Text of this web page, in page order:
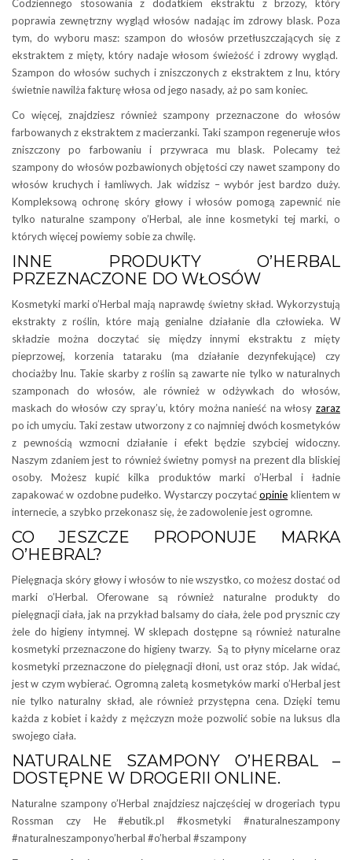
Codziennego stosowania z dodatkiem ekstraktu z brzozy, który
poprawia zewnętrzny wygląd włosów nadając im zdrowy blask. Poza
tym, do wyboru masz: szampon do włosów przetłuszczających się z
ekstraktem z mięty, który nadaje włosom świeżość i zdrowy wygląd.
Szampon do włosów suchych i zniszczonych z ekstraktem z lnu, który
świetnie nawilża fakturę włosa od jego nasady, aż po sam koniec.
Co więcej, znajdziesz również szampony przeznaczone do włosów
farbowanych z ekstraktem z macierzanki. Taki szampon regeneruje włos
zniszczony po farbowaniu i przywraca mu blask. Polecamy też
szampony do włosów pozbawionych objętości czy nawet szampony do
włosów kruchych i łamliwych. Jak widzisz – wybór jest bardzo duży.
Kompleksową ochronę skóry głowy i włosów pomogą zapewnić nie
tylko naturalne szampony o’Herbal, ale inne kosmetyki tej marki, o
których więcej powiemy sobie za chwilę.
INNE PRODUKTY O’HERBAL
PRZEZNACZONE DO WŁOSÓW
Kosmetyki marki o’Herbal mają naprawdę świetny skład. Wykorzystują
ekstrakty z roślin, które mają genialne działanie dla człowieka. W
składzie można doczytać się między innymi ekstraktu z mięty
pieprzowej, korzenia tataraku (ma działanie dezynfekujące) czy
chociażby lnu. Takie skarby z roślin są zawarte nie tylko w naturalnych
szamponach do włosów, ale również w odżywkach do włosów,
maskach do włosów czy spray’u, który można nanieść na włosy zaraz
po ich umyciu. Taki zestaw utworzony z co najmniej dwóch kosmetyków
z pewnością wzmocni działanie i efekt będzie szybciej widoczny.
Naszym zdaniem jest to również świetny pomysł na prezent dla bliskiej
osoby. Możesz kupić kilka produktów marki o’Herbal i ładnie
zapakować w ozdobne pudełko. Wystarczy poczytaćopinie klientem w
internecie, a szybko przekonasz się, że zadowolenie jest ogromne.
CO JESZCZE PROPONUJE MARKA
O’HEBRAL?
Pielęgnacja skóry głowy i włosów to nie wszystko, co możesz dostać od
marki o’Herbal. Oferowane są również naturalne produkty do
pielęgnacji ciała, jak na przykład balsamy do ciała, żele pod prysznic czy
żele do higieny intymnej. W sklepach dostępne są również naturalne
kosmetyki przeznaczone do higieny twarzy. Są to płyny micelarne oraz
kosmetyki przeznaczone do pielęgnacji dłoni, ust oraz stóp. Jak widać,
jest w czym wybierać. Ogromną zaletą kosmetyków marki o’Herbal jest
nie tylko naturalny skład, ale również przystępna cena. Dzięki temu
każda z kobiet i każdy z mężczyzn może pozwolić sobie na luksus dla
swojego ciała.
NATURALNE SZAMPONY O’HERBAL –
DOSTĘPNE W DROGERII ONLINE.
Naturalne szampony o’Herbal znajdziesz najczęściej w drogeriach typu
Rossman czy He #ebutik.pl #kosmetyki #naturalneszampony
#naturalneszamponyo’herbal #o’herbal #szampony